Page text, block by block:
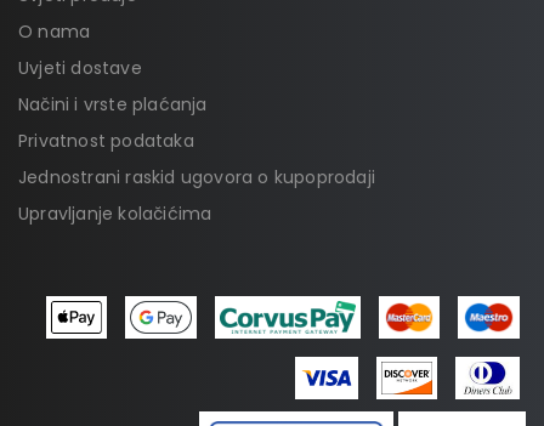
O nama
Uvjeti dostave
Načini i vrste plaćanja
Privatnost podataka
Jednostrani raskid ugovora o kupoprodaji
Upravljanje kolačićima